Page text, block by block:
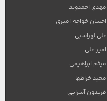
مهدی احمدوند
احسان خواجه امیری
علی لهراسبی
امیر علی
میثم ابراهیمی
مجید خراطها
فریدون آسرایی